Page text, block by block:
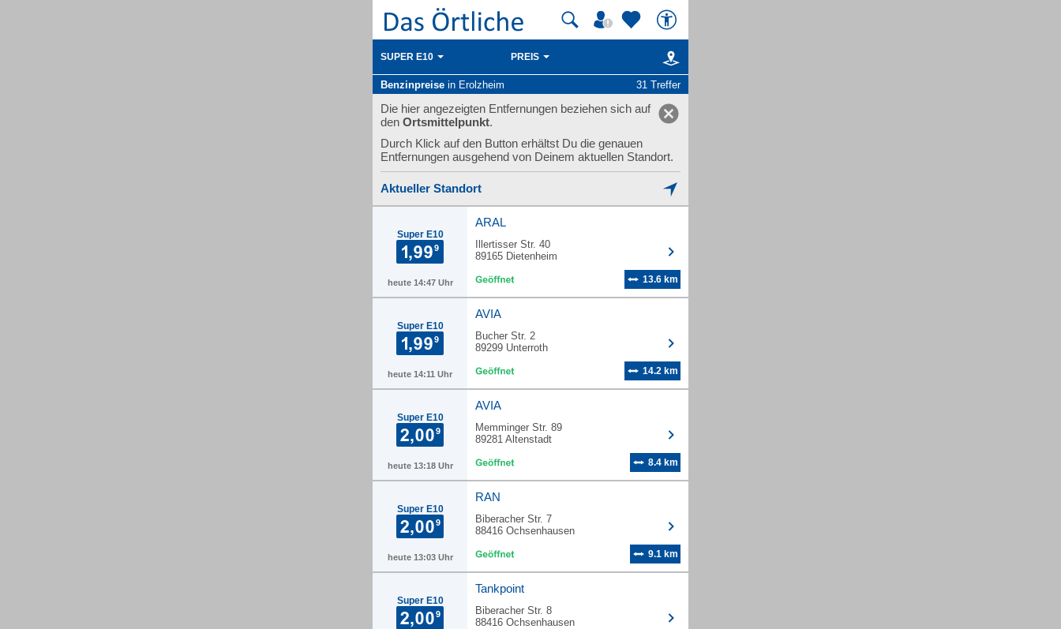
SUPER E10 PREIS
Benzinpreise in Erolzheim 31 Treffer
Die hier angezeigten Entfernungen beziehen sich auf
den Ortsmittelpunkt.
Durch Klick auf den Button erhältst Du die genauen
Entfernungen ausgehend von Deinem aktuellen Standort.
Aktueller Standort
Super E10
heute 14:47 Uhr
ARAL
Illertisser Str. 40
89165 Dietenheim
13.6 km
Super E10
heute 14:11 Uhr
AVIA
Bucher Str. 2
89299 Unterroth
14.2 km
Super E10
heute 13:18 Uhr
AVIA
Memminger Str. 89
89281 Altenstadt
8.4 km
Super E10
heute 13:03 Uhr
RAN
Biberacher Str. 7
88416 Ochsenhausen
9.1 km
Super E10
Tankpoint
Biberacher Str. 8
88416 Ochsenhausen